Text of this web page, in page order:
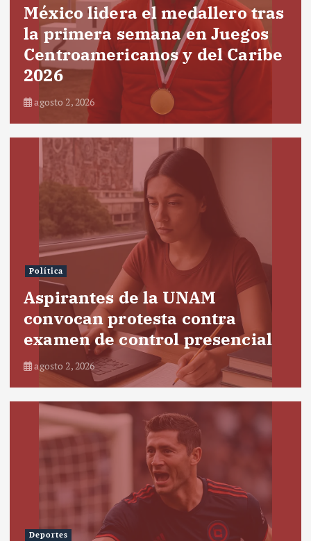
México lidera el medallero tras
la primera semana en Juegos
Centroamericanos y del Caribe
2026
agosto 2, 2026
Política
Aspirantes de la UNAM
convocan protesta contra
examen de control presencial
agosto 2, 2026
Deportes